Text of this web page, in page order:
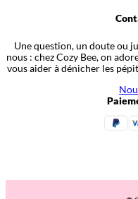
Une question, un doute ou
nous : chez Cozy Bee, on
vous aider à dénicher les